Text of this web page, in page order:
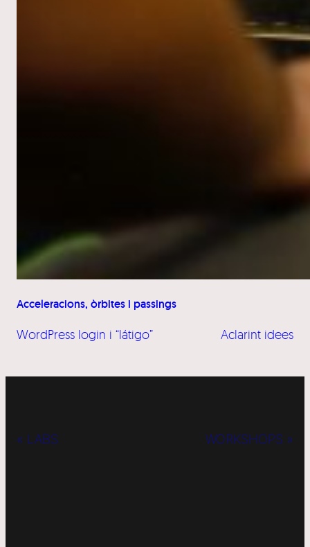
Acceleracions, òrbites i passings
WordPress login i “látigo” Aclarint idees
« LABS WORKSHOPS »